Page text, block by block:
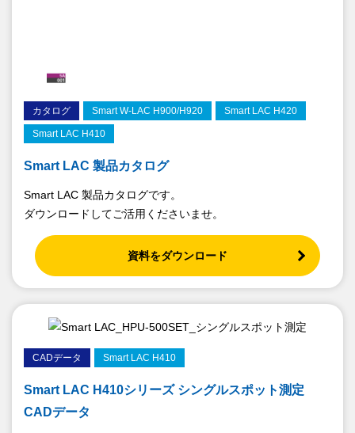
カタログ Smart W-LAC H900/H920 Smart LAC H420
Smart LAC H410
Smart LAC 製品カタログ
Smart LAC 製品カタログです。
ダウンロードしてご活用くださいませ。
資料をダウンロード
CADデータ Smart LAC H410
Smart LAC H410シリーズ シングルスポット測定
CADデータ